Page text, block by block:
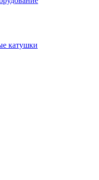
катушки